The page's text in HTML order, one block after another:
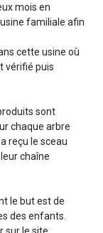
mois en
familiale afin
cette usine où
vérifié puis
sont
chaque arbre
reçu le sceau
chaîne
le but est de
des enfants.
sur le site